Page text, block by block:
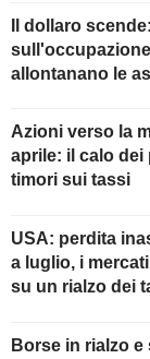
Il dollaro
allontanano le
Azioni verso la
aprile: il calo dei
timori sui tassi
USA: perdita
a luglio, i
su un rialzo dei
Borse in rialzo